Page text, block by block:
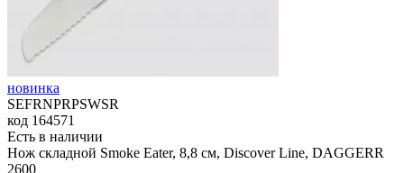
новинка
SEFRNPRPSWSR
код 164571
Есть в наличии
Нож складной Smoke Eater, 8,8 см, Discover Line, DAGGERR
2600